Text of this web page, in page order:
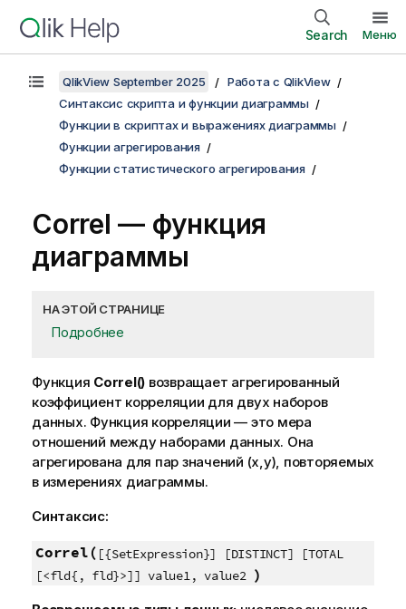
Search Меню
QlikView September 2025
Работа с QlikView
Синтаксис скрипта и функции диаграммы
Функции в скриптах и выражениях диаграммы
Функции агрегирования
Функции статистического агрегирования
Correl — функция
диаграммы
НА ЭТОЙ СТРАНИЦЕ
Подробнее
Функция Correl() возвращает агрегированный
коэффициент корреляции для двух наборов
данных. Функция корреляции — это мера
отношений между наборами данных. Она
агрегирована для пар значений (x,y), повторяемых
в измерениях диаграммы.
Синтаксис:
Correl( [{SetExpression}] [DISTINCT] [TOTAL
[<fld{, fld}>]] value1, value2 )